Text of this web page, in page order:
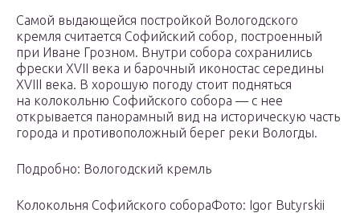
Самой выдающейся постройкой Вологодского
кремля считается Софийский собор, построенный
при Иване Грозном. Внутри собора сохранились
фрески XVII века и барочный иконостас середины
XVIII века. В хорошую погоду стоит подняться
на колокольню Софийского собора — с нее
открывается панорамный вид на историческую часть
города и противоположный берег реки Вологды.
Подробно: Вологодский кремль
Колокольня Софийского собораФото: Igor Butyrskii